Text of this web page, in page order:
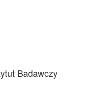
Badawczy